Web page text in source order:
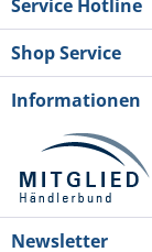
Service Hotline
Shop Service
Informationen
Newsletter